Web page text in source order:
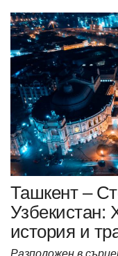
Ташкент –
история и